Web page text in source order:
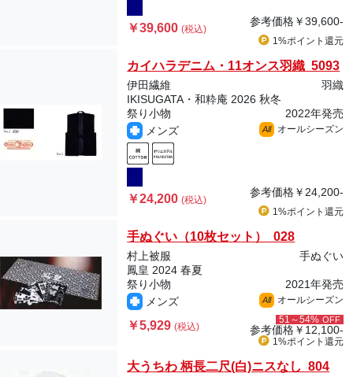
￥39,600(税込)
参考価格￥39,600-
1%ポイント 還元
カイハラデニム・11オンス羽織 5093
伊田繊維
羽織
IKISUGATA・和粋庵 2026 秋冬
祭り小物
2022年発売
メンズ
All オールシーズン
￥24,200(税込)
参考価格￥24,200-
1%ポイント 還元
手ぬぐい（10枚セット） 028
村上被服
手ぬぐい
鳳皇 2024 春夏
祭り小物
2021年発売
メンズ
All オールシーズン
￥5,929(税込)
51～54% OFF
参考価格￥12,100-
1%ポイント 還元
大うちわ 柄長二尺(白)ニスなし 804